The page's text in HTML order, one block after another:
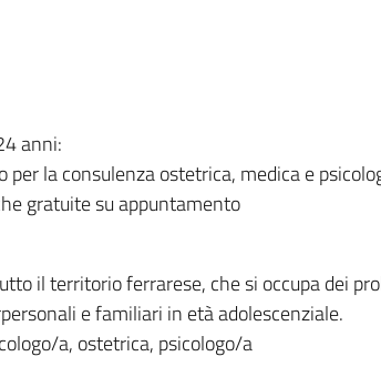
anni:
per la consulenza ostetrica, medica e
gratuite su appuntamento
il territorio ferrarese, che si occupa dei
e familiari in età adolescenziale.
a, ostetrica, psicologo/a